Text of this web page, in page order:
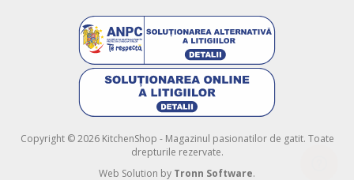
Copyright © 2026 KitchenShop - Magazinul pasionatilor de gatit. Toate
drepturile rezervate.
Web Solution by Tronn Software.